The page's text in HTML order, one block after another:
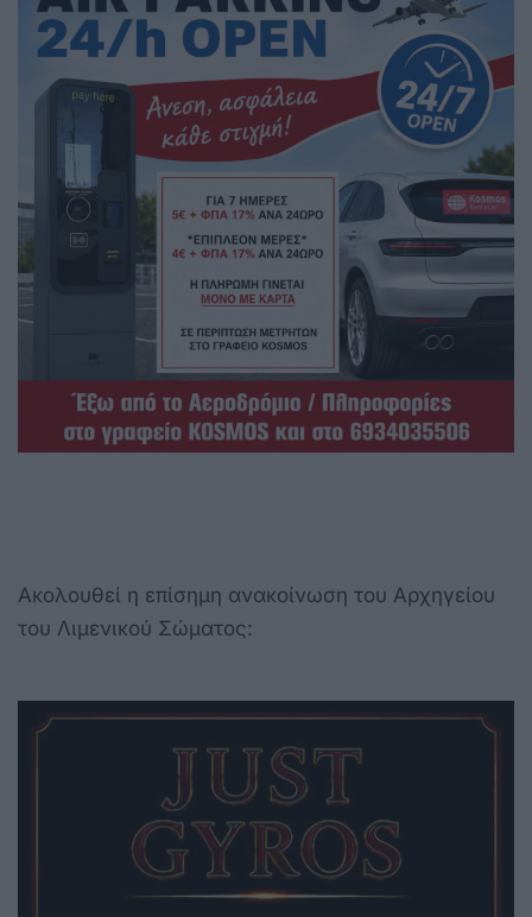
Ακολουθεί η επίσημη ανακοίνωση του Αρχηγείου
του Λιμενικού Σώματος: